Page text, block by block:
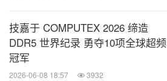
技嘉于 COMPUTEX 2026 缔造
DDR5 世界纪录 勇夺10项全球超频
冠军
2026-06-08 18:57 3932